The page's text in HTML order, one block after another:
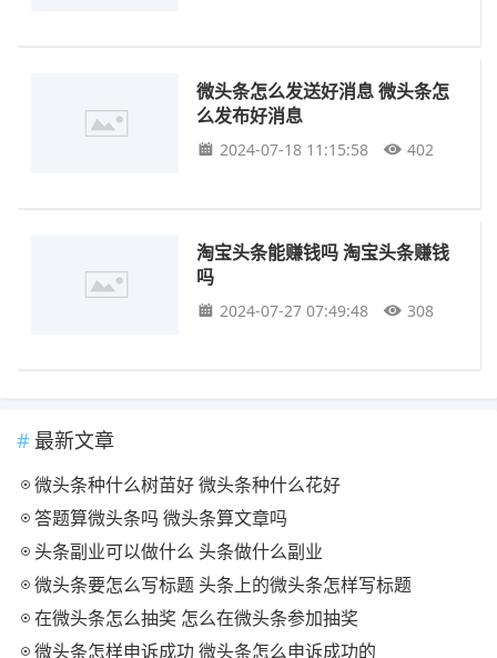
微头条怎么发送好消息 微头条怎
么发布好消息
2024-07-18 11:15:58 402
淘宝头条能赚钱吗 淘宝头条赚钱
吗
2024-07-27 07:49:48 308
最新文章
微头条种什么树苗好 微头条种什么花好
答题算微头条吗 微头条算文章吗
头条副业可以做什么 头条做什么副业
微头条要怎么写标题 头条上的微头条怎样写标题
在微头条怎么抽奖 怎么在微头条参加抽奖
微头条怎样申诉成功 微头条怎么申诉成功的